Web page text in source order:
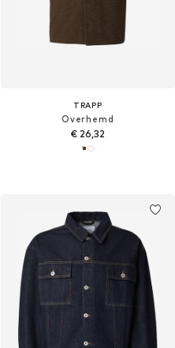
TRAPP
Overhemd
€ 26,32